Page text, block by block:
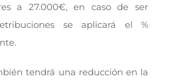
a 27.000€, en caso de ser
se aplicará el %
tendrá una reducción en la